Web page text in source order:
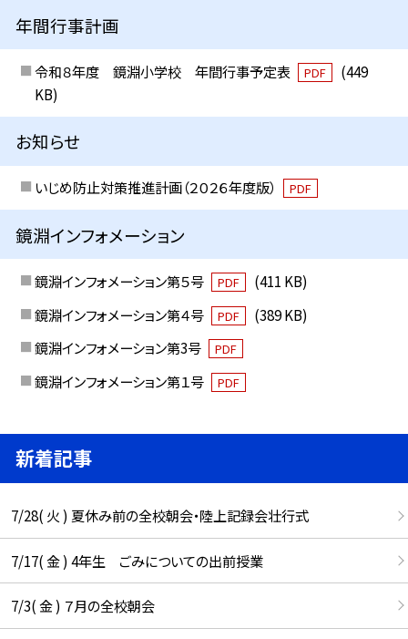
年間行事計画
令和８年度 鏡淵小学校 年間行事予定表 PDF
(449
KB)
お知らせ
いじめ防止対策推進計画（２０２６年度版） PDF
鏡淵インフォメーション
鏡淵インフォメーション第５号 PDF
(411 KB)
鏡淵インフォメーション第４号
PDF
(389 KB)
鏡淵インフォメーション第3号
PDF
鏡淵インフォメーション第１号 PDF
新着記事
7/28( 火 ) 夏休み前の全校朝会・陸上記録会壮行式
7/17( 金 ) 4年生 ごみについての出前授業
7/3( 金 ) ７月の全校朝会